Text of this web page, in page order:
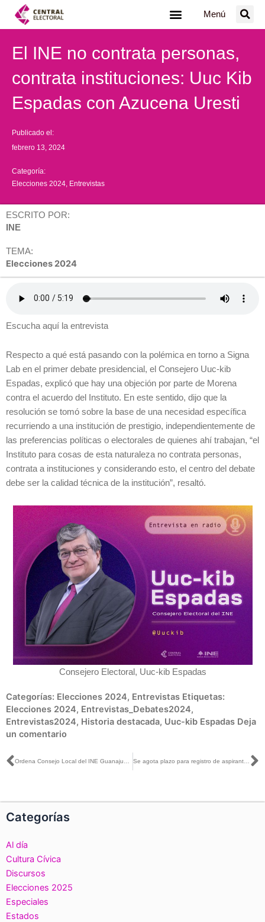
Menú
El INE no contrata personas,
contrata instituciones: Uuc Kib
Espadas con Azucena Uresti
Publicado el:
febrero 13, 2024
Categoría:
Elecciones 2024 Entrevistas
ESCRITO POR:
INE
TEMA:
Elecciones 2024
Escucha aquí la entrevista
Respecto a qué está pasando con la polémica en torno a Signa
Lab en el primer debate presidencial, el Consejero Uuc-kib
Espadas, explicó que hay una objeción por parte de Morena
contra el acuerdo del Instituto. En este sentido, dijo que la
resolución se tomó sobre la base de una necesidad específica
recurriendo a una institución de prestigio, independientemente de
las preferencias políticas o electorales de quienes ahí trabajan, “el
Instituto para cosas de esta naturaleza no contrata personas,
contrata a instituciones y considerando esto, el centro del debate
debe ser la calidad técnica de la institución”, resaltó.
Consejero Electoral, Uuc-kib Espadas
Categorías: Elecciones 2024, Entrevistas Etiquetas:
Elecciones 2024, Entrevistas_Debates2024,
Entrevistas2024, Historia destacada, Uuc-kib Espadas Deja
un comentario
Ant Se agota plazo para registro de aspirantes a Consejero o Consejera del ITE, advierte INE Tlaxcala
Categorías
Al día
Cultura Cívica
Discursos
Elecciones 2025
Especiales
Estados